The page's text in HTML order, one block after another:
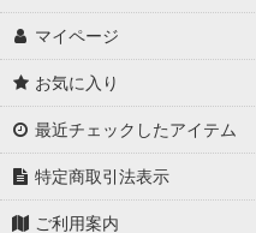
マイページ
お気に入り
最近チェックしたアイテム
特定商取引法表示
ご利用案内